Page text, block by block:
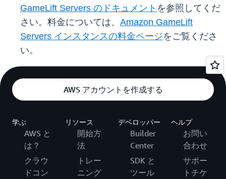
GameLift Servers のドキュメント を参照してくだ
さい。料金については、 Amazon GameLift
Servers インスタンスの料金ページをご覧くださ
い。
AWS アカウントを作成する
学ぶ
AWS と
は？
クラウ
ドコン
リソース
開始方
法
トレー
ニング
デベロッパー
Builder
Center
SDK と
ツール
ヘルプ
お問い
合わせ
サポー
トチケ